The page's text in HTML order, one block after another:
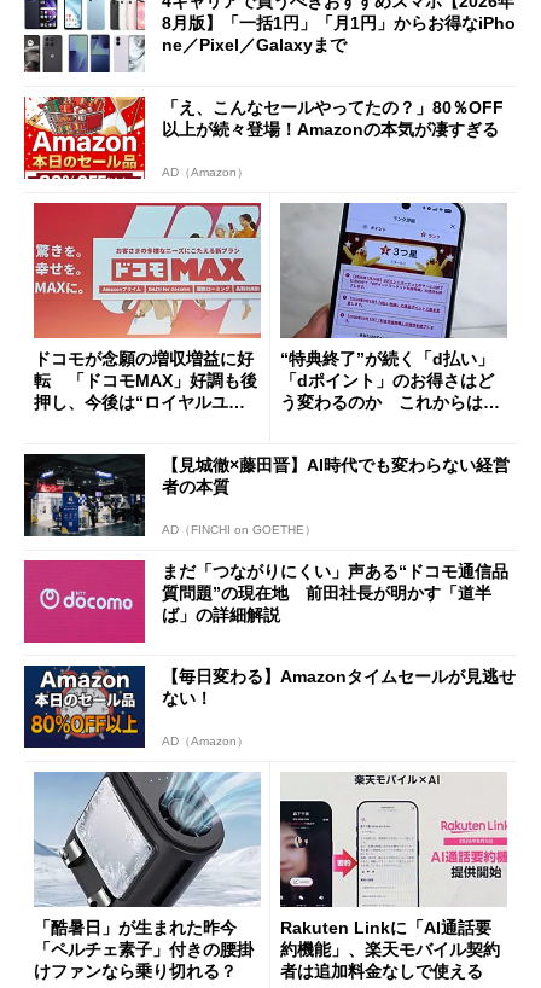
8月版】「一括1円」「月1円」からお得なiPho
ne／Pixel／Galaxyまで
「え、こんなセールやってたの？」80％OFF
以上が続々登場！Amazonの本気が凄すぎる
AD（Amazon）
ドコモが念願の増収増益に好
転 「ドコモMAX」好調も後
押し、今後は“ロイヤルユー
“特典終了”が続く「d払い」
「dポイント」のお得さはど
う変わるのか これからは
【見城徹×藤田晋】AI時代でも変わらない経営
者の本質
AD（FINCHI on GOETHE）
まだ「つながりにくい」声ある“ドコモ通信品
質問題”の現在地 前田社長が明かす「道半
ば」の詳細解説
【毎日変わる】Amazonタイムセールが見逃せ
ない！
AD（Amazon）
「酷暑日」が生まれた昨今
「ペルチェ素子」付きの腰掛
けファンなら乗り切れる？
Rakuten Linkに「AI通話要
約機能」、楽天モバイル契約
者は追加料金なしで使える